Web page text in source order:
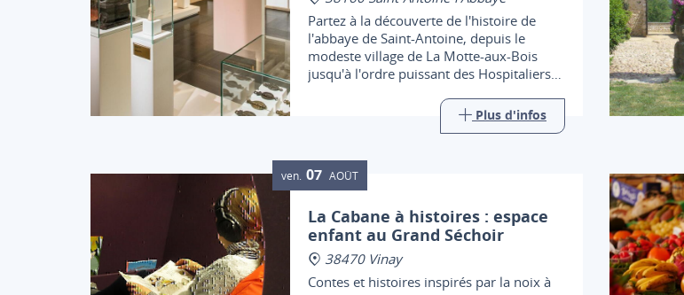
Partez à la découverte de l'histoire de
l'abbaye de Saint-Antoine, depuis le
modeste village de La Motte-aux-Bois
jusqu'à l'ordre puissant des Hospitaliers
qui rayonnèrent sur toute l'Europe
Plus d'infos
ven. 07 AOÛT
La Cabane à histoires : espace
enfant au Grand Séchoir
38470 Vinay
Contes et histoires inspirés par la noix à